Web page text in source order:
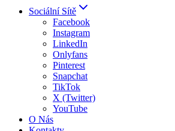
Sociální Sítě
Facebook
Instagram
LinkedIn
Onlyfans
Pinterest
Snapchat
TikTok
X (Twitter)
YouTube
O Nás